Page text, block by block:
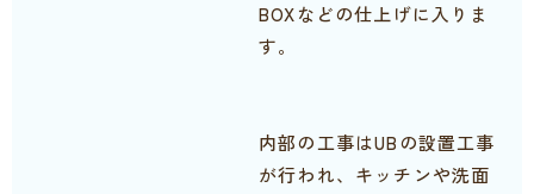
BOXなどの仕上げに入りま
す。
内部の工事はUBの設置工事
が行われ、キッチンや洗面